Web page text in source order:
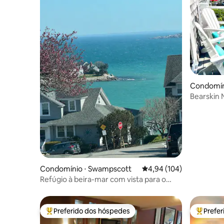
Condomínio ⋅ Swampscott 4,94 de uma avaliação
4,94 (104)
Refúgio à beira-mar com vista para o
Bearskin
Entre os melhores preferidos dos hóspedes
Preferido dos hóspedes Entre